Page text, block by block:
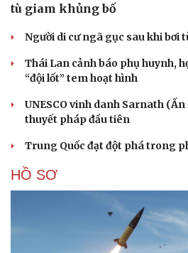
Cải chính
tù giam khủng bố
Người di cư ngã gục sau khi bơi
Thái Lan cảnh báo phụ huynh,
“đội lốt” tem hoạt hình
UNESCO vinh danh Sarnath
thuyết pháp đầu tiên
Trung Quốc đạt đột phá trong
HỒ SƠ